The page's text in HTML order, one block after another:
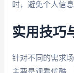
时，避免个人信
实用技巧
针对不同的需求